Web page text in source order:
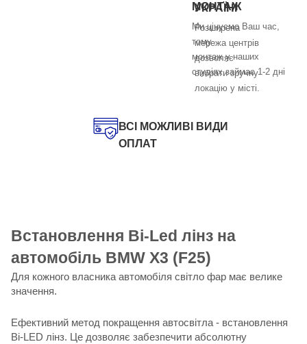
УКРАЇНІ
Розширена
мережа центрів
дозволяє
вибрати зручну
локацію у місті.
МОНТАЖ
Ми цінуємо Ваш час,
тому
монтаж у наших
студіях займає 1-2 дні
ВСІ МОЖЛИВІ ВИДИ
ОПЛАТ
Встановлення Bi-Led лінз на
автомобіль BMW X3 (F25)
Для кожного власника автомобіля світло фар має велике
значення.
Ефективний метод покращення автосвітла - встановлення
Bi-LED лінз. Це дозволяє забезпечити абсолютну